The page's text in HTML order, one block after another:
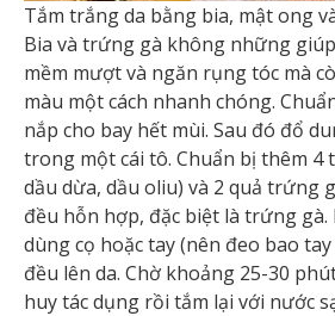
Tắm trắng da bằng bia, mật ong
Bia và trứng gà không những
mềm mượt và ngăn rụng tóc mà
màu một cách nhanh chóng.
nắp cho bay hết mùi. Sau đó đổ
trong một cái tô. Chuẩn bị thêm 4
dầu dừa, dầu oliu) và 2 quả trứng
đều hỗn hợp, đặc biệt là trứng gà.
dùng cọ hoặc tay (nên đeo bao
đều lên da. Chờ khoảng 25-30
huy tác dụng rồi tắm lại với nước